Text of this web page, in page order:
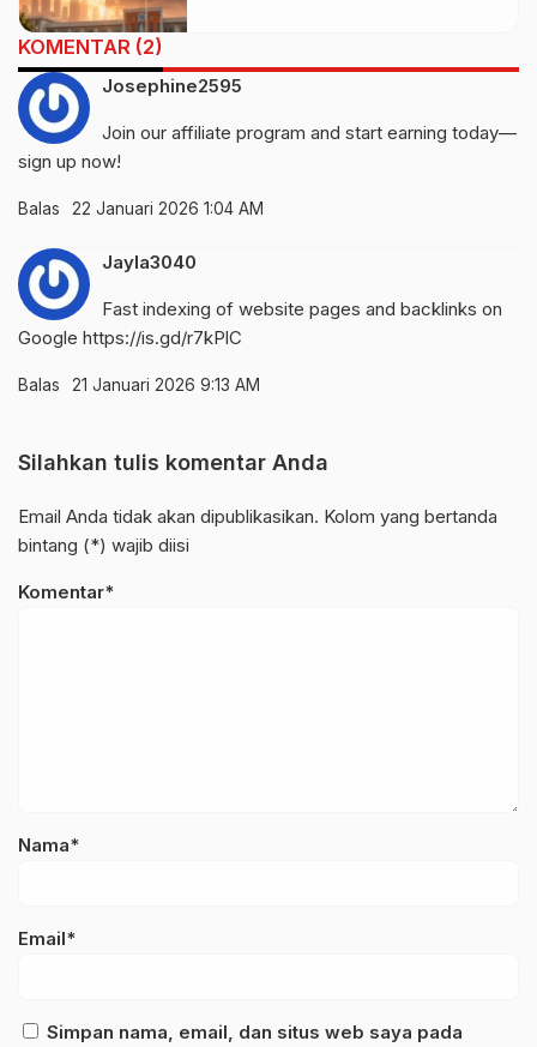
KOMENTAR (2)
Josephine2595
Join our affiliate program and start earning today—
sign up now!
Balas 22 Januari 2026 1:04 AM
Jayla3040
Fast indexing of website pages and backlinks on
Google https://is.gd/r7kPlC
Balas 21 Januari 2026 9:13 AM
Silahkan tulis komentar Anda
Email Anda tidak akan dipublikasikan. Kolom yang bertanda
bintang (*) wajib diisi
Komentar*
Nama*
Email*
Simpan nama, email, dan situs web saya pada